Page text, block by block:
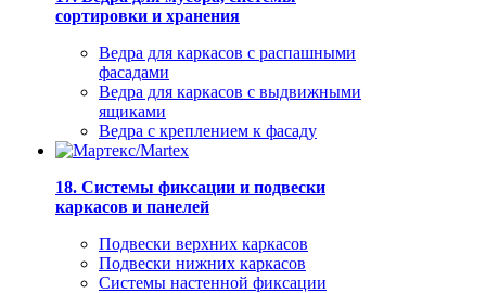
сортировки и хранения
Ведра для каркасов с распашными
фасадами
Ведра для каркасов с выдвижными
ящиками
Ведра с креплением к фасаду
18. Системы фиксации и подвески
каркасов и панелей
Подвески верхних каркасов
Подвески нижних каркасов
Системы настенной фиксации